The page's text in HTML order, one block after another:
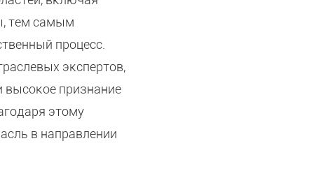
тем самым
процесс.
экспертов,
высокое признание
этому
в направлении